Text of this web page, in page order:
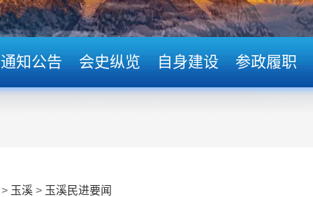
通知公告 会史纵览 自身建设 参政履职
> 玉溪 > 玉溪民进要闻